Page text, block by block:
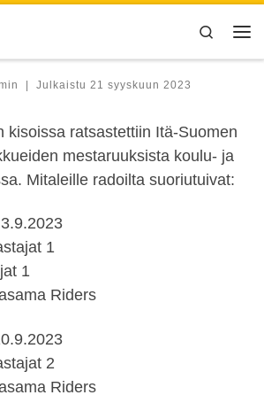
Search
| Julkaistu 21 syyskuun 2023
kisoissa ratsastettiin Itä-Suomen
mestaruuksista koulu- ja
Mitaleille radoilta suoriutuivat:
1
1
Riders
2
Riders